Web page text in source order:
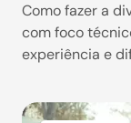
Como fazer a
com foco
experiência e